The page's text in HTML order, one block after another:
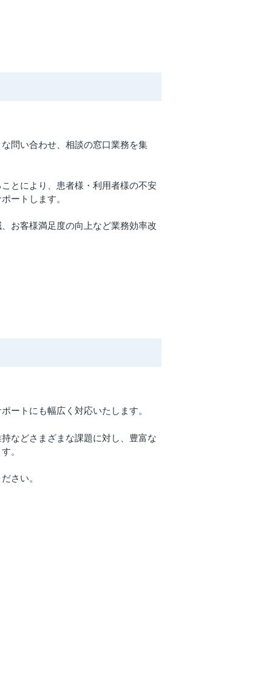
問い合わせ、相談の窓口業務を集
とにより、患者様・利用者様の不安
ートします。
お客様満足度の向上など業務効率改
ートにも幅広く対応いたします。
などさまざまな課題に対し、豊富な
。
さい。